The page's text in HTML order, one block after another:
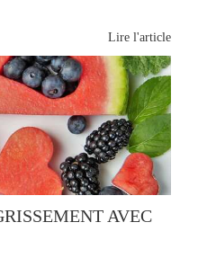
Lire l'article
AVEC